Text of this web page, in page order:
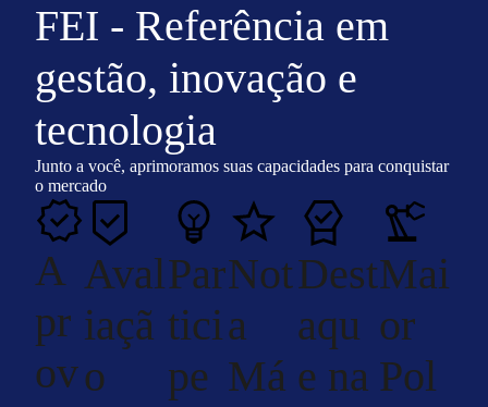
FEI - Referência em
gestão, inovação e
tecnologia
Junto a você, aprimoramos suas capacidades para conquistar
o mercado
A
pr
ov
Aval
iaçã
o
Par
tici
pe
Not
a
Má
Dest
aqu
e na
Mai
or
Pol